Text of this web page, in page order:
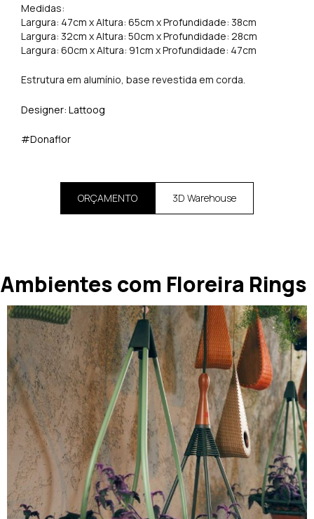
Medidas:
Largura: 47cm x Altura: 65cm x Profundidade: 38cm
Largura: 32cm x Altura: 50cm x Profundidade: 28cm
Largura: 60cm x Altura: 91cm x Profundidade: 47cm
Estrutura em alumínio, base revestida em corda.
Designer: Lattoog
#Donaflor
ORÇAMENTO 3D Warehouse
Ambientes com Floreira Rings